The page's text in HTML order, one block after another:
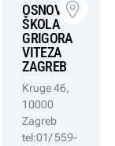
OSNOVNA
ŠKOLA
GRIGORA
VITEZA
ZAGREB
Kruge 46,
10000
Zagreb
tel:01/ 559-